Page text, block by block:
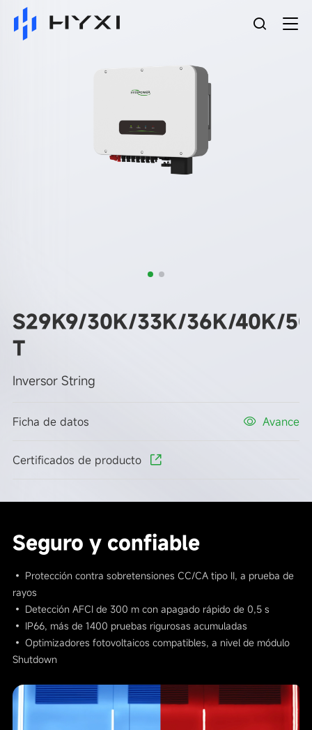
S29K9/30K/33K/36K/40K/
T
Inversor String
Ficha de datos Avance
Certificados de producto
Seguro y confiable
• Protección contra sobretensiones CC/CA tipo II, a prueba de
rayos
• Detección AFCI de 300 m con apagado rápido de 0,5 s
• IP66, más de 1400 pruebas rigurosas acumuladas
• Optimizadores fotovoltaicos compatibles, a nivel de módulo
Shutdown